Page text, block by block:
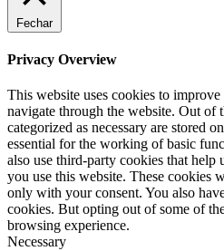
Fechar
Privacy Overview
This website uses cookies to
navigate through the website. Out of
categorized as necessary are stored
essential for the working of basic
also use third-party cookies that help
you use this website. These cookies
only with your consent. You also
cookies. But opting out of some of
browsing experience.
Necessary